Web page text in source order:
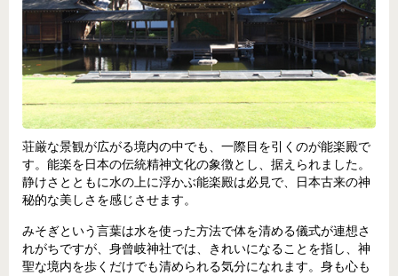
荘厳な景観が広がる境内の中でも、一際目を引くのが能楽殿で
す。能楽を日本の伝統精神文化の象徴とし、据えられました。
静けさとともに水の上に浮かぶ能楽殿は必見で、日本古来の神
秘的な美しさを感じさせます。
みそぎという言葉は水を使った方法で体を清める儀式が連想さ
れがちですが、身曾岐神社では、きれいになることを指し、神
聖な境内を歩くだけでも清められる気分になれます。身も心も